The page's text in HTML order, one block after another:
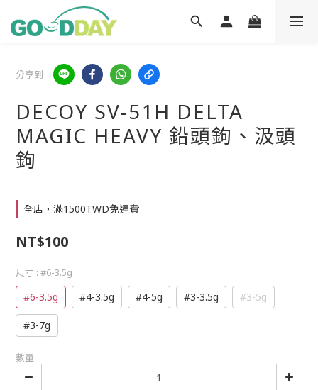
分享到
DECOY SV-51H DELTA
MAGIC HEAVY 鉛頭鉤、汲頭
鉤
全店，滿1500TWD免運費
NT$100
尺寸 : #6-3.5g
#6-3.5g #4-3.5g #4-5g #3-3.5g #3-5g
#3-7g
數量